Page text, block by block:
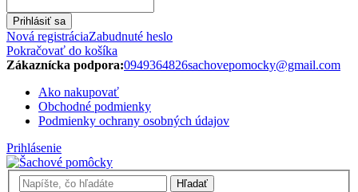
Prihlásiť sa
Nová registráciaZabudnuté heslo
Pokračovať do košíka
Zákaznícka podpora:0949364826sachovepomocky@gmail.com
Ako nakupovať
Obchodné podmienky
Podmienky ochrany osobných údajov
Prihlásenie
Hľadať